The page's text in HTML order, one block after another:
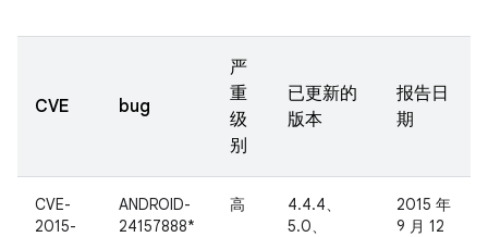
CVE bug
严
重
级
别
已更新的
版本
报告日
期
CVE-
2015-
ANDROID-
24157888*
高
4.4.4、
5.0、
2015 年
9 月 12